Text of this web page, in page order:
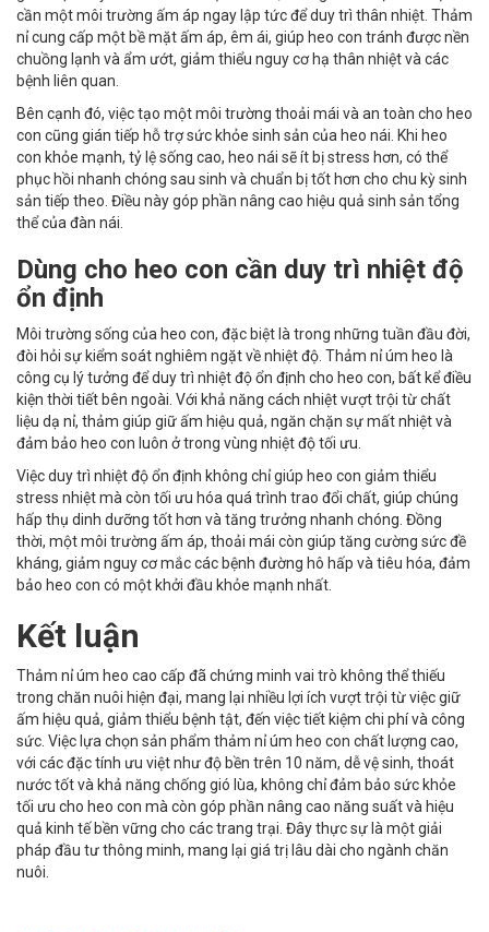
cần một môi trường ấm áp ngay lập tức để duy trì thân nhiệt. Thảm
nỉ cung cấp một bề mặt ấm áp, êm ái, giúp heo con tránh được nền
chuồng lạnh và ẩm ướt, giảm thiểu nguy cơ hạ thân nhiệt và các
bệnh liên quan.
Bên cạnh đó, việc tạo một môi trường thoải mái và an toàn cho heo
con cũng gián tiếp hỗ trợ sức khỏe sinh sản của heo nái. Khi heo
con khỏe mạnh, tỷ lệ sống cao, heo nái sẽ ít bị stress hơn, có thể
phục hồi nhanh chóng sau sinh và chuẩn bị tốt hơn cho chu kỳ sinh
sản tiếp theo. Điều này góp phần nâng cao hiệu quả sinh sản tổng
thể của đàn nái.
Dùng cho heo con cần duy trì nhiệt độ
ổn định
Môi trường sống của heo con, đặc biệt là trong những tuần đầu đời,
đòi hỏi sự kiểm soát nghiêm ngặt về nhiệt độ. Thảm nỉ úm heo là
công cụ lý tưởng để duy trì nhiệt độ ổn định cho heo con, bất kể điều
kiện thời tiết bên ngoài. Với khả năng cách nhiệt vượt trội từ chất
liệu dạ nỉ, thảm giúp giữ ấm hiệu quả, ngăn chặn sự mất nhiệt và
đảm bảo heo con luôn ở trong vùng nhiệt độ tối ưu.
Việc duy trì nhiệt độ ổn định không chỉ giúp heo con giảm thiểu
stress nhiệt mà còn tối ưu hóa quá trình trao đổi chất, giúp chúng
hấp thụ dinh dưỡng tốt hơn và tăng trưởng nhanh chóng. Đồng
thời, một môi trường ấm áp, thoải mái còn giúp tăng cường sức đề
kháng, giảm nguy cơ mắc các bệnh đường hô hấp và tiêu hóa, đảm
bảo heo con có một khởi đầu khỏe mạnh nhất.
Kết luận
Thảm nỉ úm heo cao cấp đã chứng minh vai trò không thể thiếu
trong chăn nuôi hiện đại, mang lại nhiều lợi ích vượt trội từ việc giữ
ấm hiệu quả, giảm thiểu bệnh tật, đến việc tiết kiệm chi phí và công
sức. Việc lựa chọn sản phẩm thảm nỉ úm heo con chất lượng cao,
với các đặc tính ưu việt như độ bền trên 10 năm, dễ vệ sinh, thoát
nước tốt và khả năng chống gió lùa, không chỉ đảm bảo sức khỏe
tối ưu cho heo con mà còn góp phần nâng cao năng suất và hiệu
quả kinh tế bền vững cho các trang trại. Đây thực sự là một giải
pháp đầu tư thông minh, mang lại giá trị lâu dài cho ngành chăn
nuôi.